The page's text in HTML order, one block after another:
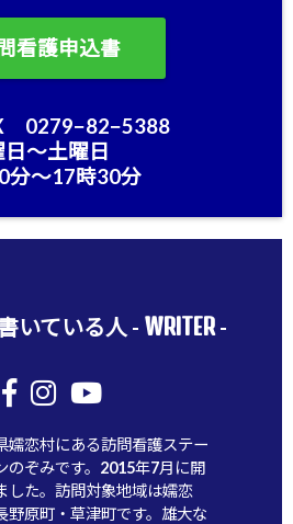
看護申込書
0279−82−5388
日〜土曜日
分〜17時30分
いている人 - WRITER-
嬬恋村にある訪問看護ステー
のぞみです。2015年7月に開
した。訪問対象地域は嬬恋
野原町・草津町です。雄大な